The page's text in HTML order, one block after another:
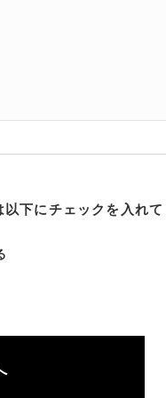
下にチェックを⼊れて